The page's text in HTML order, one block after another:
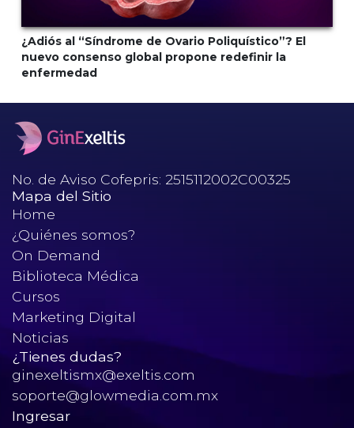
¿Adiós al “Síndrome de Ovario Poliquístico”? El
nuevo consenso global propone redefinir la
enfermedad
No. de Aviso Cofepris: 2515112002C00325
Mapa del Sitio
Home
¿Quiénes somos?
On Demand
Biblioteca Médica
Cursos
Marketing Digital
Noticias
¿Tienes dudas?
ginexeltismx@exeltis.com
soporte@glowmedia.com.mx
Ingresar